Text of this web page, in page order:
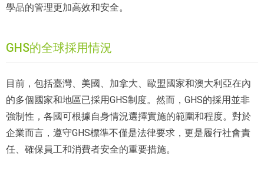
學品的管理更加高效和安全。
GHS的全球採用情況
目前，包括臺灣、美國、加拿大、歐盟國家和澳大利亞在內
的多個國家和地區已採用GHS制度。然而，GHS的採用並非
強制性，各國可根據自身情況選擇實施的範圍和程度。對於
企業而言，遵守GHS標準不僅是法律要求，更是履行社會責
任、確保員工和消費者安全的重要措施。